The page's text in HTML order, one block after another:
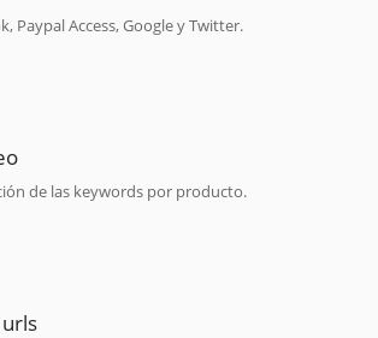
Paypal Access, Google y Twitter.
de las keywords por producto.